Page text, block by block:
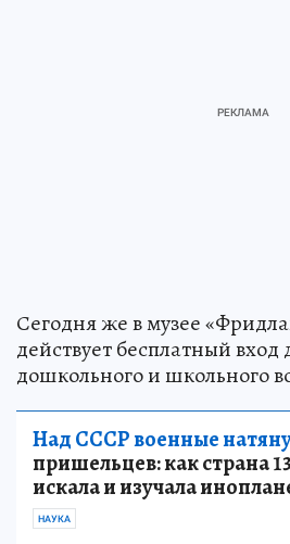
Сегодня же в музее
действует бесплатный вход
дошкольного и школьного
Над СССР военные
пришельцев: как страна
искала и изучала
НАУКА